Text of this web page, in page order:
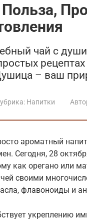
чай с
– ваш
Напитки
ароматный
Сегодня, 28
как орегано или
своими
флавоноиды и
укреплению